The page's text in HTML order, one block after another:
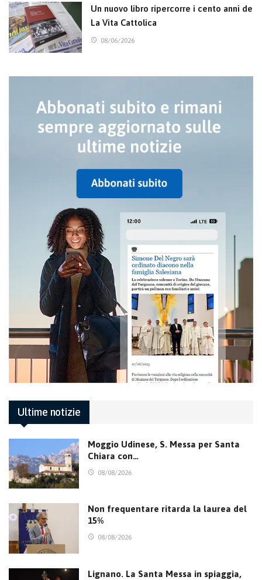
Un nuovo libro ripercorre i cento anni de
La Vita Cattolica
08/06/2026
Ultime notizie
Moggio Udinese, S. Messa per Santa
Chiara con…
08/08/2026
Non frequentare ritarda la laurea del
15%
08/08/2026
Lignano. La Santa Messa in spiaggia,